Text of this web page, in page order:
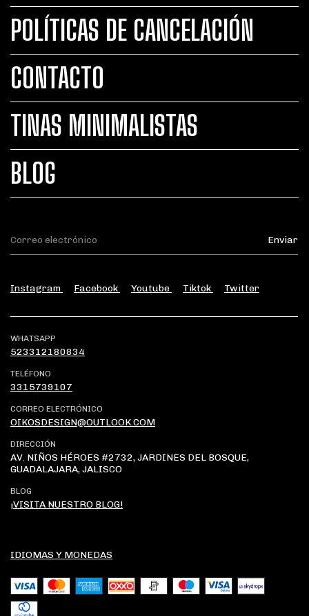
POLÍTICAS DE CANCELACIÓN
CONTACTO
TINAS MINIMALISTAS
BLOG
Instagram Facebook Youtube Tiktok Twitter
WHATSAPP
523312180834
TELÉFONO
3315739107
CORREO ELECTRÓNICO
OIKOSDESIGN@OUTLOOK.COM
DIRECCIÓN
AV. NIÑOS HÉROES #2732, JARDINES DEL BOSQUE,
GUADALAJARA, JALISCO
BLOG
¡VISITA NUESTRO BLOG!
IDIOMAS Y MONEDAS